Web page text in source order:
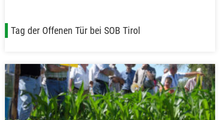
Tag der Offenen Tür bei SOB Tirol